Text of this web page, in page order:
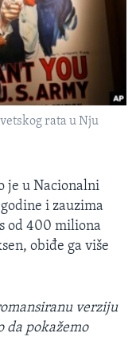
rata u Nju
je u Nacionalni
i zauzima
od 400 miliona
obiđe ga više
verziju
da pokažemo